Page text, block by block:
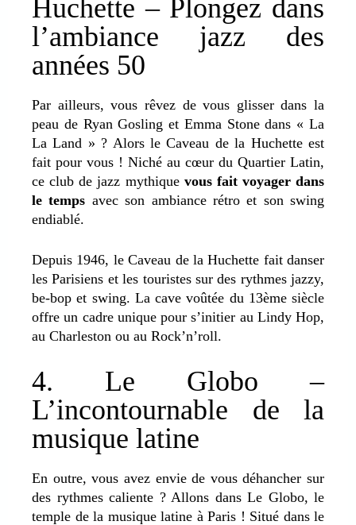
Huchette – Plongez dans
l’ambiance jazz des
années 50
Par ailleurs, vous rêvez de vous glisser dans la
peau de Ryan Gosling et Emma Stone dans « La
La Land » ? Alors le Caveau de la Huchette est
fait pour vous ! Niché au cœur du Quartier Latin,
ce club de jazz mythique vous fait voyager dans
le temps avec son ambiance rétro et son swing
endiablé.
Depuis 1946, le Caveau de la Huchette fait danser
les Parisiens et les touristes sur des rythmes jazzy,
be-bop et swing. La cave voûtée du 13ème siècle
offre un cadre unique pour s’initier au Lindy Hop,
au Charleston ou au Rock’n’roll.
4. Le Globo –
L’incontournable de la
musique latine
En outre, vous avez envie de vous déhancher sur
des rythmes caliente ? Allons dans Le Globo, le
temple de la musique latine à Paris ! Situé dans le